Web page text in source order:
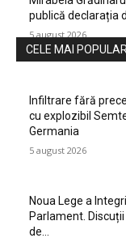
publică declarația
5 august 2026
CELE MAI
Infiltrare fără
cu explozibil
Germania
5 august 2026
Noua Lege a
Parlament.
de…